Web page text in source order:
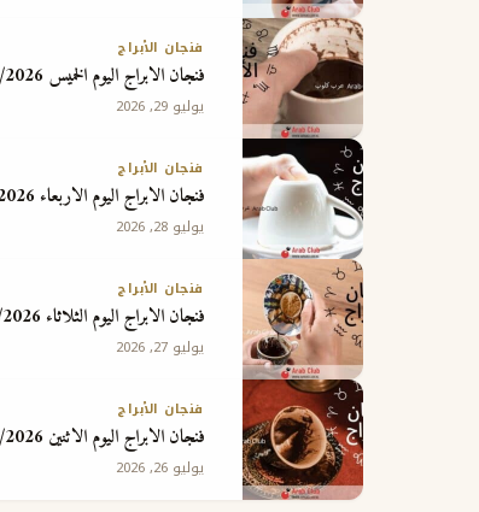
فنجان الأبراج
فنجان الابراج اليوم الخميس 30/7/2026 تموز يوليو
يوليو 29, 2026
فنجان الأبراج
فنجان الابراج اليوم الاربعاء 29/7/2026 تموز يوليو
يوليو 28, 2026
فنجان الأبراج
فنجان الابراج اليوم الثلاثاء 28/7/2026 تموز يوليو
يوليو 27, 2026
فنجان الأبراج
فنجان الابراج اليوم الاثنين 27/7/2026 تموز يوليو
يوليو 26, 2026